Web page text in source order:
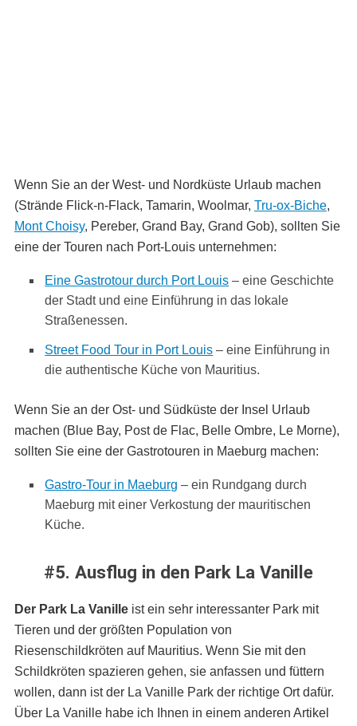
Wenn Sie an der West- und Nordküste Urlaub machen
(Strände Flick-n-Flack, Tamarin, Woolmar, Tru-ox-Biche,
Mont Choisy, Pereber, Grand Bay, Grand Gob), sollten Sie
eine der Touren nach Port-Louis unternehmen:
Eine Gastrotour durch Port Louis – eine Geschichte
der Stadt und eine Einführung in das lokale
Straßenessen.
Street Food Tour in Port Louis – eine Einführung in
die authentische Küche von Mauritius.
Wenn Sie an der Ost- und Südküste der Insel Urlaub
machen (Blue Bay, Post de Flac, Belle Ombre, Le Morne),
sollten Sie eine der Gastrotouren in Maeburg machen:
Gastro-Tour in Maeburg – ein Rundgang durch
Maeburg mit einer Verkostung der mauritischen
Küche.
#5. Ausflug in den Park La Vanille
Der Park La Vanille ist ein sehr interessanter Park mit
Tieren und der größten Population von
Riesenschildkröten auf Mauritius. Wenn Sie mit den
Schildkröten spazieren gehen, sie anfassen und füttern
wollen, dann ist der La Vanille Park der richtige Ort dafür.
Über La Vanille habe ich Ihnen in einem anderen Artikel